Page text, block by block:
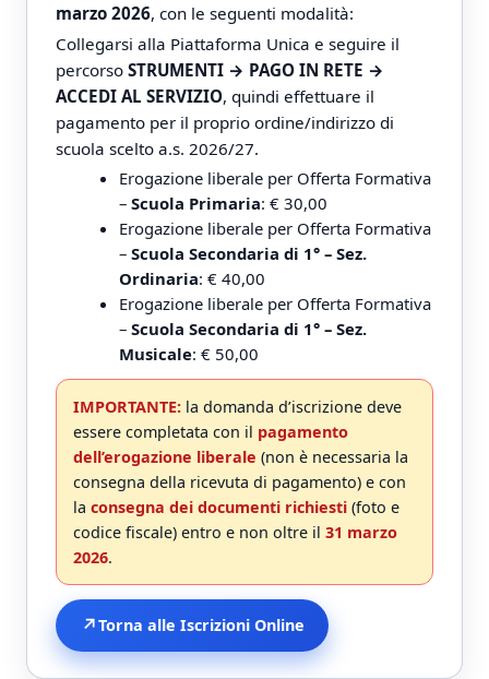
marzo 2026, con le seguenti modalità:
Collegarsi alla Piattaforma Unica e seguire il
percorsoSTRUMENTI → PAGO IN RETE →
ACCEDI AL SERVIZIO, quindi effettuare il
pagamento per il proprio ordine/indirizzo di
scuola scelto a.s. 2026/27.
Erogazione liberale per Offerta Formativa
– Scuola Primaria: € 30,00
Erogazione liberale per Offerta Formativa
– Scuola Secondaria di 1° – Sez.
Ordinaria: € 40,00
Erogazione liberale per Offerta Formativa
– Scuola Secondaria di 1° – Sez.
Musicale: € 50,00
IMPORTANTE:la domanda d’iscrizione deve
essere completata con il pagamento
dell’erogazione liberale (non è necessaria la
consegna della ricevuta di pagamento) e con
la consegna dei documenti richiesti(foto e
codice fiscale) entro e non oltre il 31 marzo
2026.
↗Torna alle Iscrizioni Online